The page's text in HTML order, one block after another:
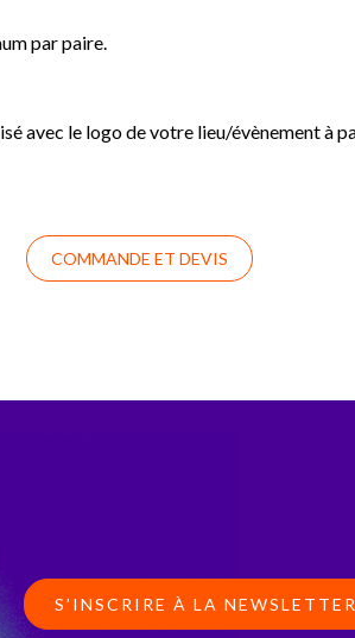
par paire.
avec le logo de votre lieu/évènement à
COMMANDE ET DEVIS
S’INSCRIRE À LA NEWSLETTER